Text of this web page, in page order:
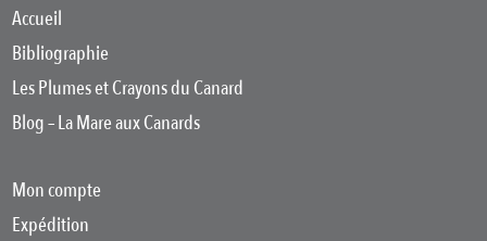
Accueil
Bibliographie
Les Plumes et Crayons du Canard
Blog – La Mare aux Canards
Mon compte
Expédition